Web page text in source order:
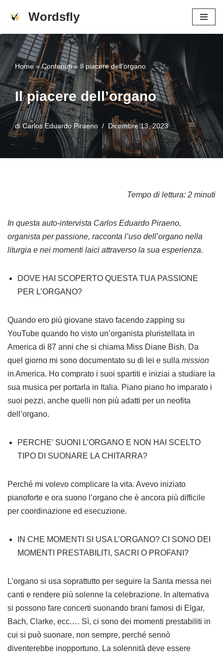
al
contenuto
Wordsfly
Home»Contenuti» Il piacere dell’organo
Il piacere dell’organo
diCarlos Eduardo Piraeno Dicembre 13, 2023
Tempo di lettura: 2 minuti
In questa auto-intervista Carlos Eduardo Piraeno,
organista per passione, racconta l’uso dell’organo nella
liturgia e nei momenti laici attraverso la sua esperienza.
DOVE HAI SCOPERTO QUESTA TUA PASSIONE
PER L’ORGANO?
Quando ero più giovane stavo facendo zapping su
YouTube quando ho visto un’organista pluristellata in
America di 87 anni che si chiama Miss Diane Bish. Da
quel giorno mi sono documentato su di lei e sulla mission
in America. Ho comprato i suoi spartiti e iniziai a studiare la
sua musica per portarla in Italia. Piano piano ho imparato i
suoi pezzi, anche quelli non più adatti per un neofita
dell’organo.
PERCHE’ SUONI L’ORGANO E NON HAI SCELTO
TIPO DI SUONARE LA CHITARRA?
Perché mi volevo complicare la vita. Avevo iniziato
pianoforte e ora suono l’organo che è ancora più difficile
per coordinazione ed esecuzione.
IN CHE MOMENTI SI USA L’ORGANO? CI SONO DEI
MOMENTI PRESTABILITI, SACRI O PROFANI?
L’organo si usa soprattutto per seguire la Santa messa nei
canti e rendere più solenne la celebrazione. In alternativa
si possono fare concerti suonando brani famosi di Elgar,
Bach, Clarke, ecc.… Sì, ci sono dei momenti prestabiliti in
cui si può suonare, non sempre, perché sennò
diventerebbe inopportuno. La solennità deve essere